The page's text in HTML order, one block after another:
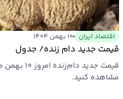
اقتصاد ایران ۱۰ بهمن ۱۴۰۴
قیمت جدید دام زنده/ جدول
مشاهده کنید.